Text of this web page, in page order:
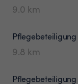
9.0 km
Pflegebeteiligung
9.8 km
Pflegebeteiligung